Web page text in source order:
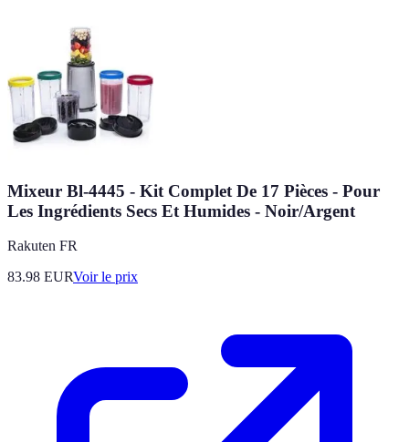
Mixeur Bl-4445 - Kit Complet De 17 Pièces - Pour
Les Ingrédients Secs Et Humides - Noir/Argent
Rakuten FR
83.98 EURVoir le prix